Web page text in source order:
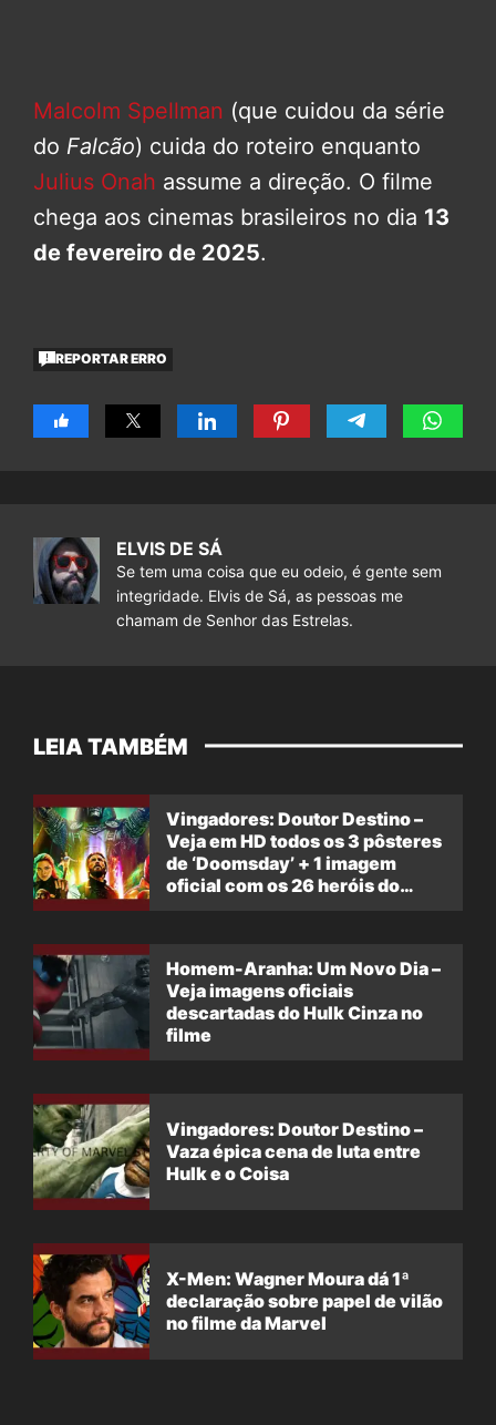
Malcolm Spellman (que cuidou da série
do Falcão) cuida do roteiro enquanto
Julius Onah assume a direção. O filme
chega aos cinemas brasileiros no dia 13
de fevereiro de 2025.
REPORTAR ERRO
ELVIS DE SÁ
Se tem uma coisa que eu odeio, é gente sem
integridade. Elvis de Sá, as pessoas me
chamam de Senhor das Estrelas.
LEIA TAMBÉM
Vingadores: Doutor Destino –
Veja em HD todos os 3 pôsteres
de ‘Doomsday’ + 1 imagem
oficial com os 26 heróis do
Homem-Aranha: Um Novo Dia –
Veja imagens oficiais
descartadas do Hulk Cinza no
filme
Vingadores: Doutor Destino –
Vaza épica cena de luta entre
Hulk e o Coisa
X-Men: Wagner Moura dá 1ª
declaração sobre papel de vilão
no filme da Marvel